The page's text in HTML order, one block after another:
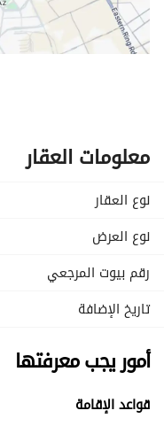
معلومات العقار
نوع العقار
نوع العرض
رقم بيوت المرجعي
تاريخ الإضافة
أمور يجب معرفتها
قواعد الإقامة